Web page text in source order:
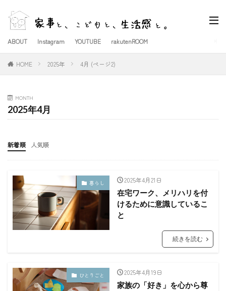
ABOUT Instagram YOUTUBE rakutenROOM
HOME 2025年 4月 (ページ2)
MONTH
2025年4月
新着順 人気順
暮らし 2025年4月21日
在宅ワーク、メリハリを付
けるために意識しているこ
と
続きを読む
ひとりごと 2025年4月19日
家族の「好き」を心から尊